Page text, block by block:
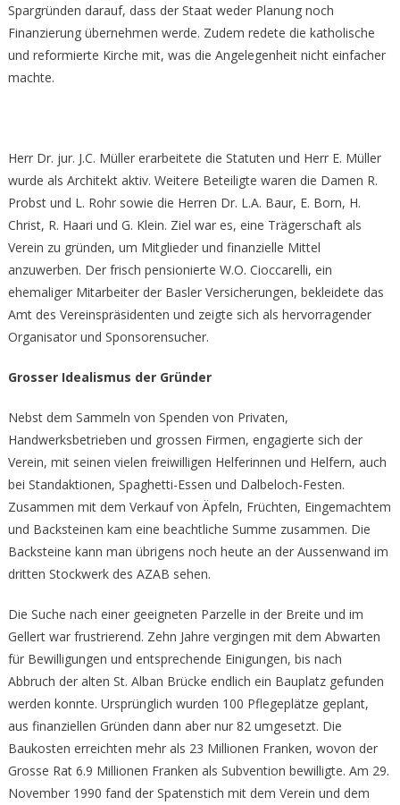
Spargründen darauf, dass der Staat weder Planung noch
Finanzierung übernehmen werde. Zudem redete die katholische
und reformierte Kirche mit, was die Angelegenheit nicht einfacher
machte.
Herr Dr. jur. J.C. Müller erarbeitete die Statuten und Herr E. Müller
wurde als Architekt aktiv. Weitere Beteiligte waren die Damen R.
Probst und L. Rohr sowie die Herren Dr. L.A. Baur, E. Born, H.
Christ, R. Haari und G. Klein. Ziel war es, eine Trägerschaft als
Verein zu gründen, um Mitglieder und finanzielle Mittel
anzuwerben. Der frisch pensionierte W.O. Cioccarelli, ein
ehemaliger Mitarbeiter der Basler Versicherungen, bekleidete das
Amt des Vereinspräsidenten und zeigte sich als hervorragender
Organisator und Sponsorensucher.
Grosser Idealismus der Gründer
Nebst dem Sammeln von Spenden von Privaten,
Handwerksbetrieben und grossen Firmen, engagierte sich der
Verein, mit seinen vielen freiwilligen Helferinnen und Helfern, auch
bei Standaktionen, Spaghetti-Essen und Dalbeloch-Festen.
Zusammen mit dem Verkauf von Äpfeln, Früchten, Eingemachtem
und Backsteinen kam eine beachtliche Summe zusammen. Die
Backsteine kann man übrigens noch heute an der Aussenwand im
dritten Stockwerk des AZAB sehen.
Die Suche nach einer geeigneten Parzelle in der Breite und im
Gellert war frustrierend. Zehn Jahre vergingen mit dem Abwarten
für Bewilligungen und entsprechende Einigungen, bis nach
Abbruch der alten St. Alban Brücke endlich ein Bauplatz gefunden
werden konnte. Ursprünglich wurden 100 Pflegeplätze geplant,
aus finanziellen Gründen dann aber nur 82 umgesetzt. Die
Baukosten erreichten mehr als 23 Millionen Franken, wovon der
Grosse Rat 6.9 Millionen Franken als Subvention bewilligte. Am 29.
November 1990 fand der Spatenstich mit dem Verein und dem